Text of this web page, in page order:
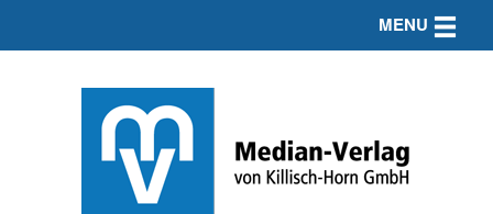
MENU Toggle